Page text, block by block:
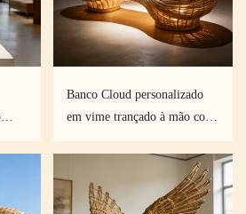
Banco Cloud personalizado
em vime trançado à mão com
curva e comprimento
ajustável.